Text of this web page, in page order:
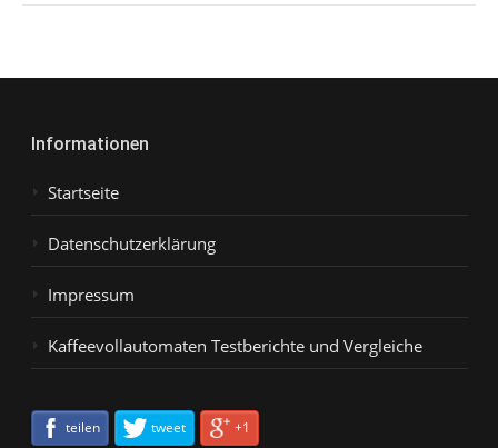
Informationen
Startseite
Datenschutzerklärung
Impressum
Kaffeevollautomaten Testberichte und Vergleiche
teilen tweet +1